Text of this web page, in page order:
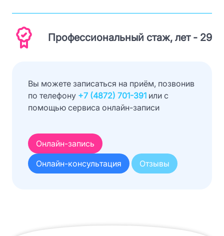
Профессиональный стаж, лет - 29
Вы можете записаться на приём, позвонив
по телефону +7 (4872) 701-391 или с
помощью сервиса онлайн-записи
Онлайн-запись
Онлайн-консультация
Отзывы